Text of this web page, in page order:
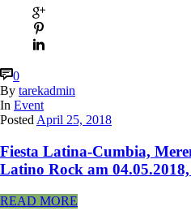
0
By tarekadmin
In Event
Posted April 25, 2018
Fiesta Latina-Cumbia,
Latino Rock am
READ MORE